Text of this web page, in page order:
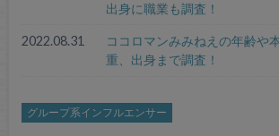
出身に職業も調査！
2022.08.31
ココロマンみみねえの年齢や
重、出身まで調査！
グループ系インフルエンサー